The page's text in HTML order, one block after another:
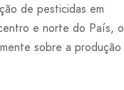
de pesticidas em
e norte do País, o
sobre a produção